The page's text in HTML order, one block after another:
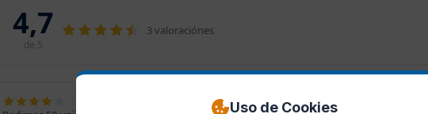
Uso de Cookies
4,7
de 5
3 valoraciónes